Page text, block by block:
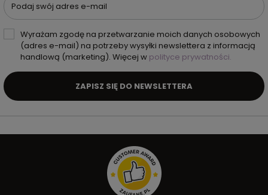
Podaj swój adres e-mail
Wyrażam zgodę na przetwarzanie moich danych osobowych
(adres e-mail) na potrzeby wysyłki newslettera z informacją
handlową (marketing). Więcej w polityce prywatności.
ZAPISZ SIĘ DO NEWSLETTERA